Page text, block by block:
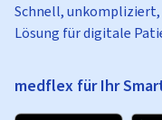
Schnell,
Lösung für digitale
medflex für Ihr